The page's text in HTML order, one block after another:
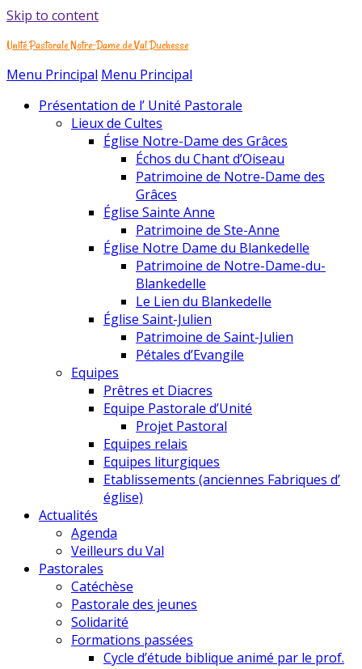
Skip to content
Unité Pastorale Notre-Dame de Val Duchesse
Menu Principal Menu Principal
Présentation de l’ Unité Pastorale
Lieux de Cultes
Église Notre-Dame des Grâces
Échos du Chant d’Oiseau
Patrimoine de Notre-Dame des
Grâces
Église Sainte Anne
Patrimoine de Ste-Anne
Église Notre Dame du Blankedelle
Patrimoine de Notre-Dame-du-
Blankedelle
Le Lien du Blankedelle
Église Saint-Julien
Patrimoine de Saint-Julien
Pétales d’Evangile
Equipes
Prêtres et Diacres
Equipe Pastorale d’Unité
Projet Pastoral
Equipes relais
Equipes liturgiques
Etablissements (anciennes Fabriques d’
église)
Actualités
Agenda
Veilleurs du Val
Pastorales
Catéchèse
Pastorale des jeunes
Solidarité
Formations passées
Cycle d’étude biblique animé par le prof.